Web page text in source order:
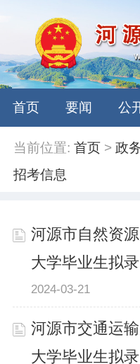
首页 要闻 公
当前位置: 首页 >政
招考信息
河源市自然资
大学毕业生拟
2024-03-21
河源市交通运
大学毕业生拟